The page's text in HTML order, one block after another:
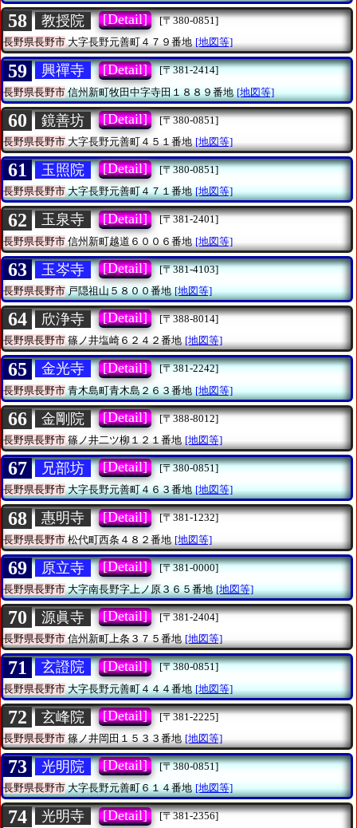
58 教授院 [Detail]
[〒380-0851]
長野県長野市大字長野元善町４７９番地 [地図等]
59 興禪寺 [Detail]
[〒381-2414]
長野県長野市信州新町牧田中字寺田１８８９番地 [地図等]
60 鏡善坊 [Detail]
[〒380-0851]
長野県長野市大字長野元善町４５１番地 [地図等]
61 玉照院 [Detail]
[〒380-0851]
長野県長野市大字長野元善町４７１番地 [地図等]
62 玉泉寺 [Detail]
[〒381-2401]
長野県長野市 信州新町越道６００６番地 [地図等]
63 玉岑寺 [Detail]
[〒381-4103]
長野県長野市戸隠祖山５８００番地 [地図等]
64 欣浄寺 [Detail]
[〒388-8014]
長野県長野市篠ノ井塩崎６２４２番地 [地図等]
65 金光寺 [Detail]
[〒381-2242]
長野県長野市青木島町青木島２６３番地 [地図等]
66 金剛院 [Detail]
[〒388-8012]
長野県長野市篠ノ井二ツ柳１２１番地 [地図等]
67 兄部坊 [Detail]
[〒380-0851]
長野県長野市大字長野元善町４６３番地 [地図等]
68 惠明寺 [Detail]
[〒381-1232]
長野県長野市 松代町西条４８２番地 [地図等]
69 原立寺 [Detail]
[〒381-0000]
長野県長野市大字南長野字上ノ原３６５番地 [地図等]
70 源眞寺 [Detail]
[〒381-2404]
長野県長野市信州新町上条３７５番地 [地図等]
71 玄證院 [Detail]
[〒380-0851]
長野県長野市大字長野元善町４４４番地 [地図等]
72 玄峰院 [Detail]
[〒381-2225]
長野県長野市篠ノ井岡田１５３３番地 [地図等]
73 光明院 [Detail]
[〒380-0851]
長野県長野市大字長野元善町６１４番地 [地図等]
74 光明寺 [Detail]
[〒381-2356]